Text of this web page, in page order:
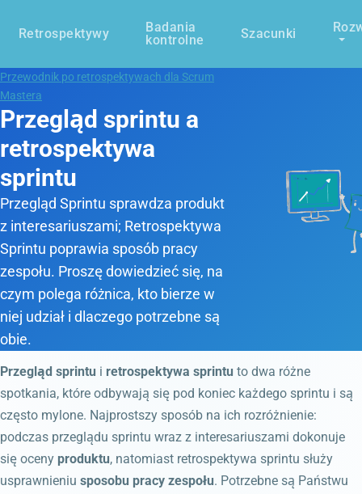
Retrospektywy
Badania
kontrolne
Szacunki
Przewodnik po retrospektywach dla Scrum
Mastera
Przegląd sprintu a
retrospektywa
sprintu
Przegląd Sprintu sprawdza produkt
z interesariuszami; Retrospektywa
Sprintu poprawia sposób pracy
zespołu. Proszę dowiedzieć się, na
czym polega różnica, kto bierze w
niej udział i dlaczego potrzebne są
obie.
Przegląd sprintu i retrospektywa sprintu to dwa różne
spotkania, które odbywają się pod koniec każdego sprintu i są
często mylone. Najprostszy sposób na ich rozróżnienie:
podczas przeglądu sprintu wraz z interesariuszami dokonuje
się oceny produktu, natomiast retrospektywa sprintu służy
usprawnieniu sposobu pracy zespołu. Potrzebne są Państwu